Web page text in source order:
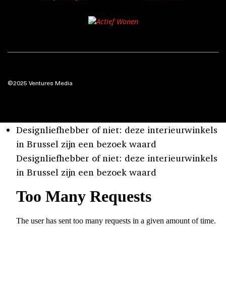
©2025 Ventures Media
Designliefhebber of niet: deze interieurwinkels
in Brussel zijn een bezoek waard
Designliefhebber of niet: deze interieurwinkels
in Brussel zijn een bezoek waard